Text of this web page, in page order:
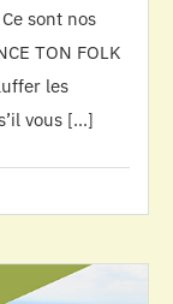
sont nos
TON FOLK
les
vous […]